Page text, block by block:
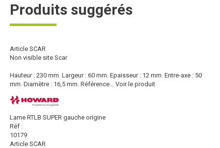
Produits suggérés
Article SCAR
Non visible site Scar
Hauteur : 230 mm. Largeur : 60 mm. Epaisseur : 12 mm. Entre-axe : 50
mm. Diamètre : 16,5 mm. Référence... Voir le produit
Lame RTLB SUPER gauche origine
Réf :
10179
Article SCAR